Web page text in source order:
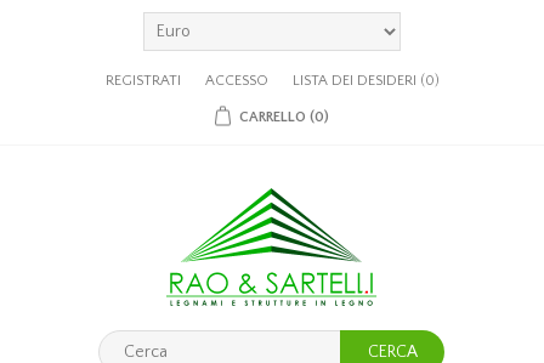
REGISTRATI ACCESSO LISTA DEI DESIDERI (0)
CARRELLO (0)
CERCA